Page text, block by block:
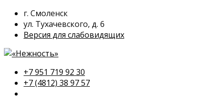
г. Смоленск
ул. Тухачевского, д. 6
Версия для слабовидящих
+7 951 719 92 30
+7 (4812) 38 97 57